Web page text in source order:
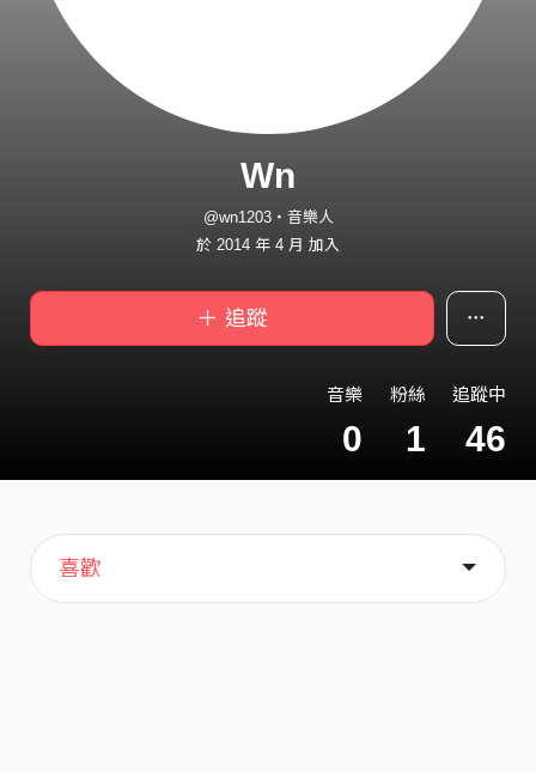
Wn
@wn1203・音樂人
於 2014 年 4 月 加入
＋ 追蹤
音樂
0
粉絲
1
追蹤中
46
主頁
喜歡
關於